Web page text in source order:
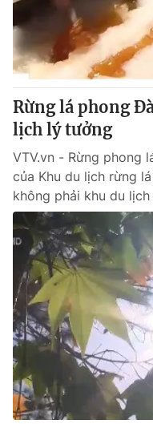
Sản phẩm
Thị trường
Tư vấn
Lịch phát sóng
Chuyên mục khác
Emagazine
Photo
Video
VTV Money
VTV Sức khoẻ
Thị trường 24h
VTV4
Rừng lá phong
lịch lý tưởng
VTV.vn - Rừng phong
của Khu du lịch rừng
không phải khu du